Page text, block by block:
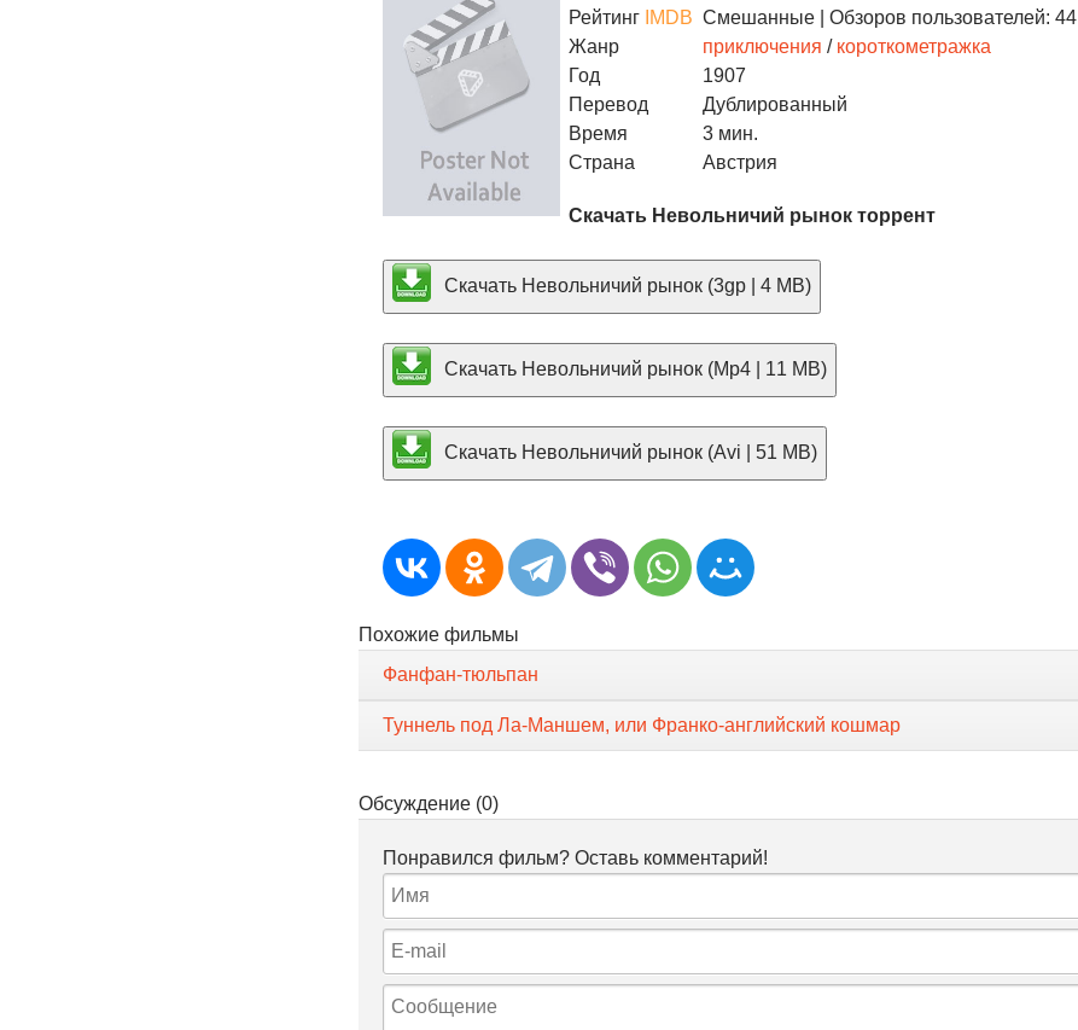
Рейтинг IMDB Смешанные | Обзоров пользователей: 44
Жанр
приключения / короткометражка
Год
1907
Перевод
Дублированный
Время
3 мин.
Страна
Австрия
Скачать Невольничий рынок торрент
Скачать Невольничий рынок (3gp | 4 MB)
Скачать Невольничий рынок (Mp4 | 11 MB)
Скачать Невольничий рынок (Avi | 51 MB)
Похожие фильмы
Фанфан-тюльпан
Туннель под Ла-Маншем, или Франко-английский кошмар
Обсуждение (0)
Понравился фильм? Оставь комментарий!